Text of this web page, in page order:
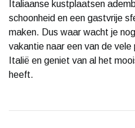
Italiaanse kustplaatsen
schoonheid en een gastvrije
maken. Dus waar wacht je
vakantie naar een van de
Italië en geniet van al het
heeft.